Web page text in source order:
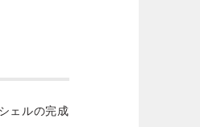
ェルの完成